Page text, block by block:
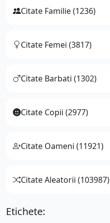
Citate Familie (1236)
Citate Femei (3817)
Citate Barbati (1302)
Citate Copii (2977)
Citate Oameni (11921)
Citate Aleatorii (103987)
Etichete: